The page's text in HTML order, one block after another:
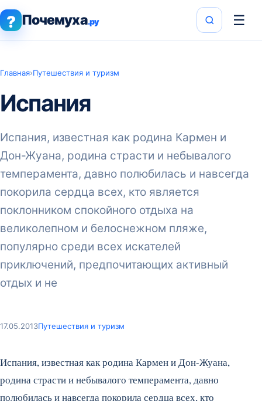
? Почемуха.ру ☰
Главная›Путешествия и туризм
Испания
Испания, известная как родина Кармен и
Дон-Жуана, родина страсти и небывалого
темперамента, давно полюбилась и навсегда
покорила сердца всех, кто является
поклонником спокойного отдыха на
великолепном и белоснежном пляже,
популярно среди всех искателей
приключений, предпочитающих активный
отдых и не
17.05.2013Путешествия и туризм
Испания, известная как родина Кармен и Дон-Жуана,
родина страсти и небывалого темперамента, давно
полюбилась и навсегда покорила сердца всех, кто